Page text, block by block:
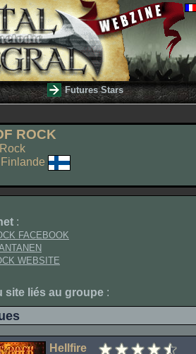
Futures Stars
ROCK
:
FACEBOOK
WEBSITE
site liés au groupe :
Hellfire